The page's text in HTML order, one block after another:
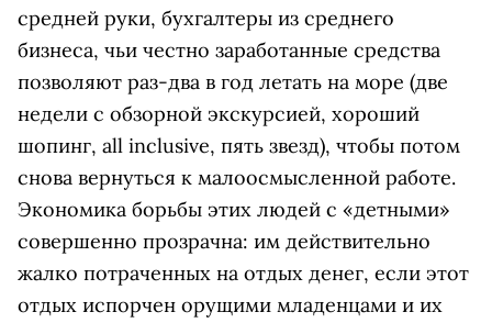
средней руки, бухгалтеры из среднего
бизнеса, чьи честно заработанные средства
позволяют раз-два в год летать на море (две
недели с обзорной экскурсией, хороший
шопинг, all inclusive, пять звезд), чтобы потом
снова вернуться к малоосмысленной работе.
Экономика борьбы этих людей с «детными»
совершенно прозрачна: им действительно
жалко потраченных на отдых денег, если этот
отдых испорчен орущими младенцами и их